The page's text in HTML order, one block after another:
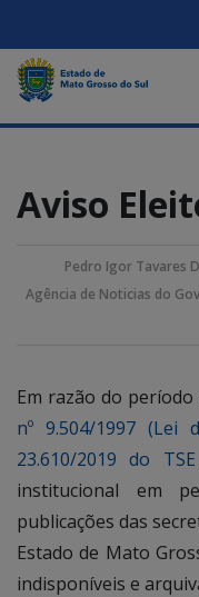
Aviso
Pedro Igor Tavares
Agência de Noticias do
Em razão do
nº 9.504/1997 (Lei
23.610/2019 do TSE
institucional em
publicações das
Estado de Mato
indisponíveis e